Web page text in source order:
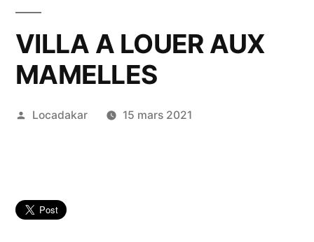
VILLA A LOUER AUX
MAMELLES
Publié
Locadakar 15 mars 2021